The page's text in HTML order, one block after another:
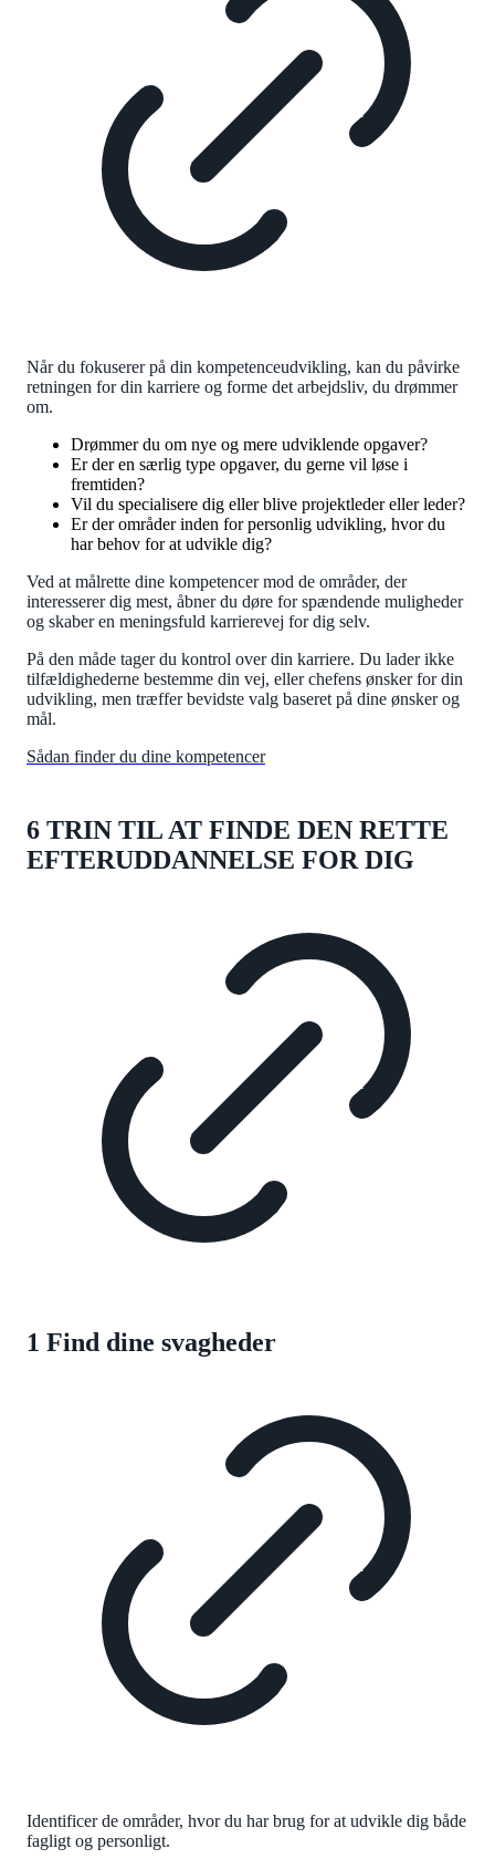
Når du fokuserer på din kompetenceudvikling, kan du påvirke
retningen for din karriere og forme det arbejdsliv, du drømmer
om.
Drømmer du om nye og mere udviklende opgaver?
Er der en særlig type opgaver, du gerne vil løse i
fremtiden?
Vil du specialisere dig eller blive projektleder eller leder?
Er der områder inden for personlig udvikling, hvor du
har behov for at udvikle dig?
Ved at målrette dine kompetencer mod de områder, der
interesserer dig mest, åbner du døre for spændende muligheder
og skaber en meningsfuld karrierevej for dig selv.
På den måde tager du kontrol over din karriere. Du lader ikke
tilfældighederne bestemme din vej, eller chefens ønsker for din
udvikling, men træffer bevidste valg baseret på dine ønsker og
mål.
Sådan finder du dine kompetencer
6 TRIN TIL AT FINDE DEN RETTE
EFTERUDDANNELSE FOR DIG
1 Find dine svagheder
Identificer de områder, hvor du har brug for at udvikle dig både
fagligt og personligt.